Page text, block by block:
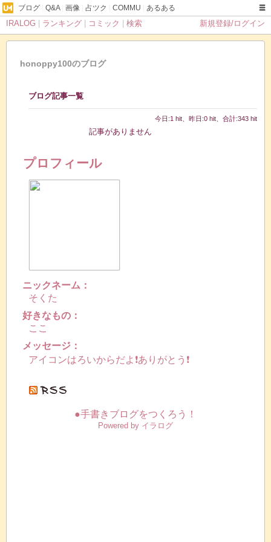
ブログ Q&A| 画像 占ツク COMMU あるある
IRALOG ランキング コミック 検索 新規登録/ログイン
honoppy100のブログ
ブログ記事一覧
今日:1 hit、昨日:0 hit、合計:343 hit
記事がありません
プロフィール
ニックネーム：
そくた
好きなもの：
ここ
メッセージ：
アイコンはろいからだよ❗️ありがとう❗️
●手書きブログをつくろう！
Powered by イラログ